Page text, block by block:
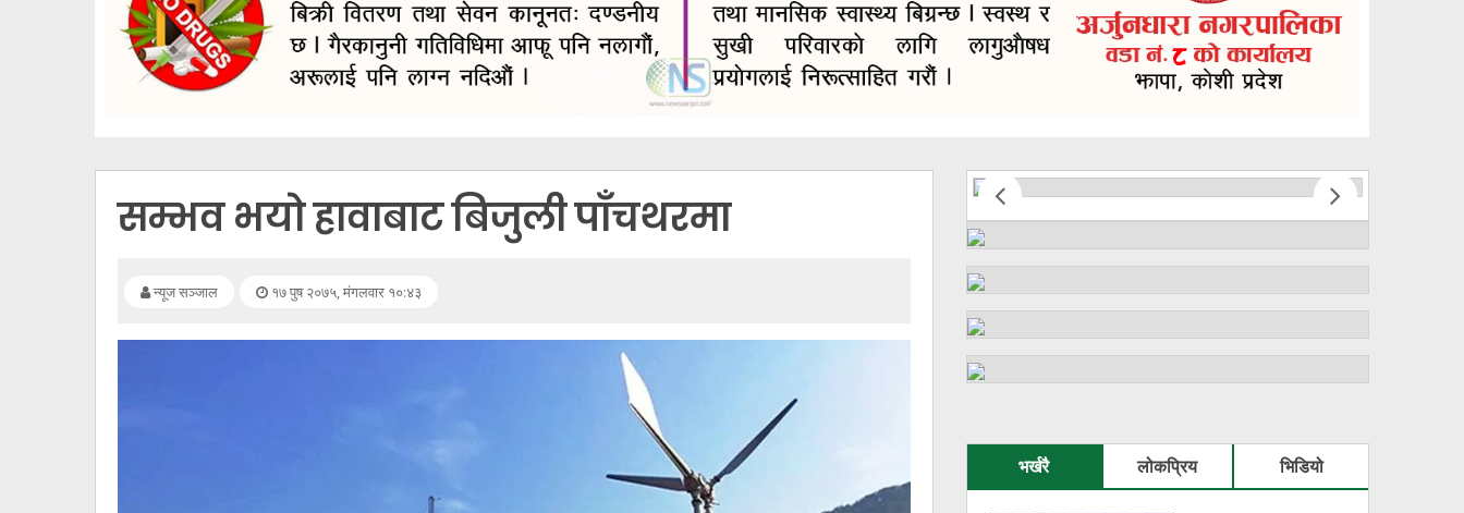
सम्भव भयो हावाबाट बिजुली पाँचथरमा
न्यूज सञ्जाल १७ पुष २०७५, मंगलवार १०:४३
भर्खरै लोकप्रिय भिडियो